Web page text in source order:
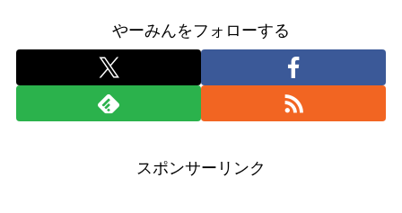
やーみんをフォローする
スポンサーリンク